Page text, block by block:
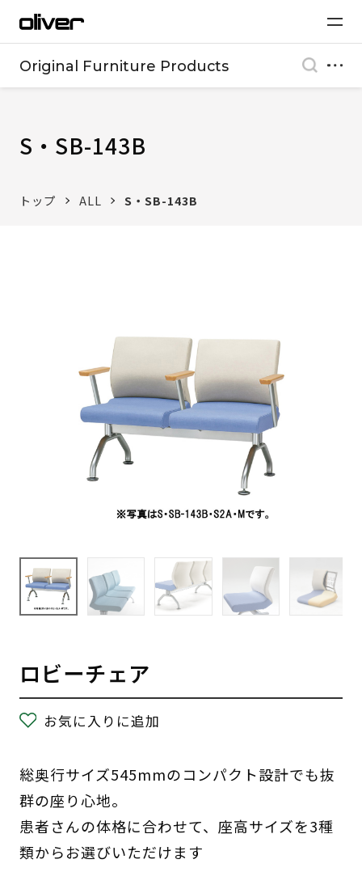
Original Furniture Products
S・SB-143B
トップ ALL S・SB-143B
ロビーチェア
お気に入りに追加
総奥行サイズ545mmのコンパクト設計でも抜
群の座り心地。
患者さんの体格に合わせて、座高サイズを3種
類からお選びいただけます